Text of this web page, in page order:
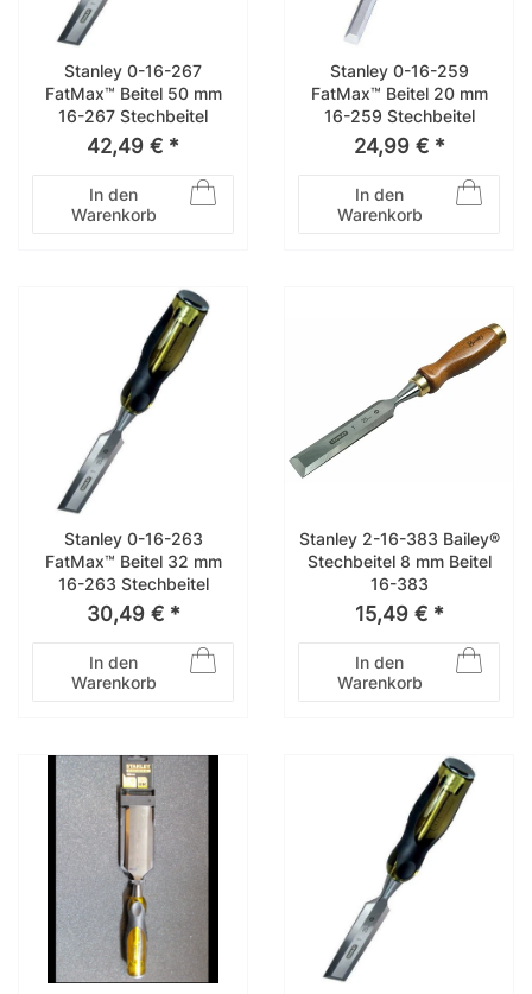
Stanley 0-16-267
FatMax™ Beitel 50 mm
16-267 Stechbeitel
42,49 € *
In den
Warenkorb
Stanley 0-16-259
FatMax™ Beitel 20 mm
16-259 Stechbeitel
24,99 € *
In den
Warenkorb
Stanley 0-16-263
FatMax™ Beitel 32 mm
16-263 Stechbeitel
30,49 € *
In den
Warenkorb
Stanley 2-16-383 Bailey®
Stechbeitel 8 mm Beitel
16-383
15,49 € *
In den
Warenkorb